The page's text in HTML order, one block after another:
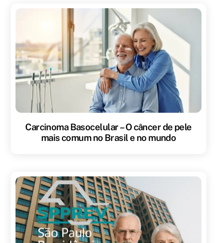
Carcinoma Basocelular – O câncer de pele
mais comum no Brasil e no mundo